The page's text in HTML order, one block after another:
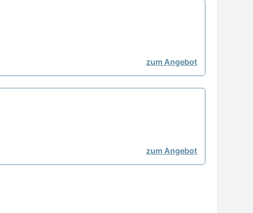
zum Angebot
zum Angebot